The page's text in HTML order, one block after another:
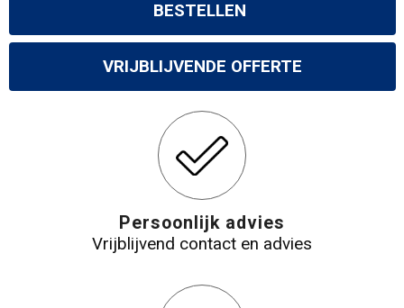
BESTELLEN
VRIJBLIJVENDE OFFERTE
Persoonlijk advies
Vrijblijvend contact en advies